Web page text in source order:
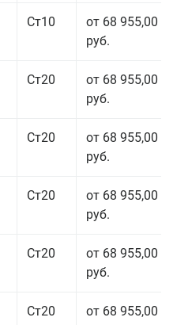
Ст10
от 68 955,00
руб.
Ст20
от 68 955,00
руб.
Ст20
от 68 955,00
руб.
Ст20
от 68 955,00
руб.
Ст20
от 68 955,00
руб.
Ст20
от 68 955,00